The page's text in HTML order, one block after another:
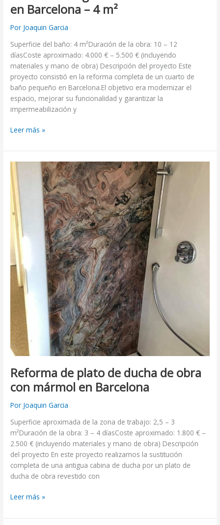
en Barcelona – 4 m²
Por Joaquin Garcia
Superficie del baño: 4 m²Duración de la obra: 10 – 12
díasCoste aproximado: 4.000 € – 5.500 € (incluyendo
materiales y mano de obra) Descripción del proyecto Este
proyecto consistió en la reforma completa de un cuarto de
baño pequeño en Barcelona.El objetivo era modernizar el
espacio, mejorar su funcionalidad y garantizar la
impermeabilización y
Leer más »
Reforma de plato de ducha de obra
con mármol en Barcelona
Por Joaquin Garcia
Superficie aproximada de la zona de trabajo: 2,5 – 3
m²Duración de la obra: 3 – 4 díasCoste aproximado: 1.800 € –
2.500 € (incluyendo materiales y mano de obra) Descripción
del proyecto En este proyecto realizamos la sustitución
completa de una antigua cabina de ducha por un plato de
ducha de obra revestido con
Reforma
de
plato
de
ducha
de
obra
con
mármol
en
Barcelona
Leer más »